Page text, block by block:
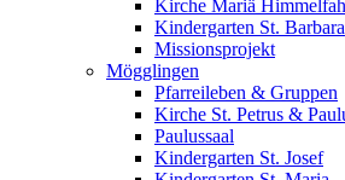
Kirche Mariä
Kindergarten St. Barbara
Missionsprojekt
Mögglingen
Pfarreileben & Gruppen
Kirche St. Petrus &
Paulussaal
Kindergarten St. Josef